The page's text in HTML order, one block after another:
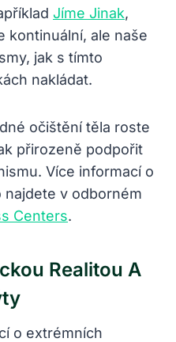
Jíme Jinak,
kontinuální, ale naše
jak s tímto
nakládat.
očištění těla roste
přirozeně podpořit
Více informací o
v odborném
Centers.
Realitou A
o extrémních